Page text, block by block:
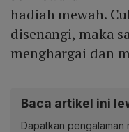
hadiah mewah.
disenangi, maka
menghargai dan
Baca artikel ini
Dapatkan pengalaman